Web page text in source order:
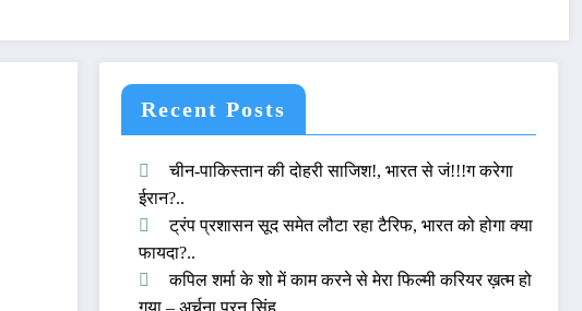
Recent Posts
चीन-पाकिस्तान की दोहरी साजिश!, भारत से जं!!!ग करेगा
ईरान?..
ट्रंप प्रशासन सूद समेत लौटा रहा टैरिफ, भारत को होगा क्या
फायदा?..
कपिल शर्मा के शो में काम करने से मेरा फिल्मी करियर ख़त्म हो
गया – अर्चना पूरन सिंह..